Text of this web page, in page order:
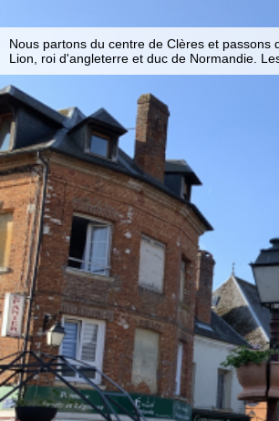
Nous partons du centre de Clères et
Lion, roi d'angleterre et duc de Normandie.